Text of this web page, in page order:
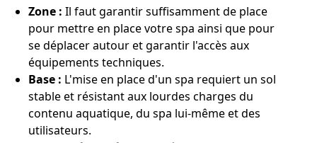
Zone : Il faut garantir suffisamment de place
pour mettre en place votre spa ainsi que pour
se déplacer autour et garantir l'accès aux
équipements techniques.
Base : L'mise en place d'un spa requiert un sol
stable et résistant aux lourdes charges du
contenu aquatique, du spa lui-même et des
utilisateurs.